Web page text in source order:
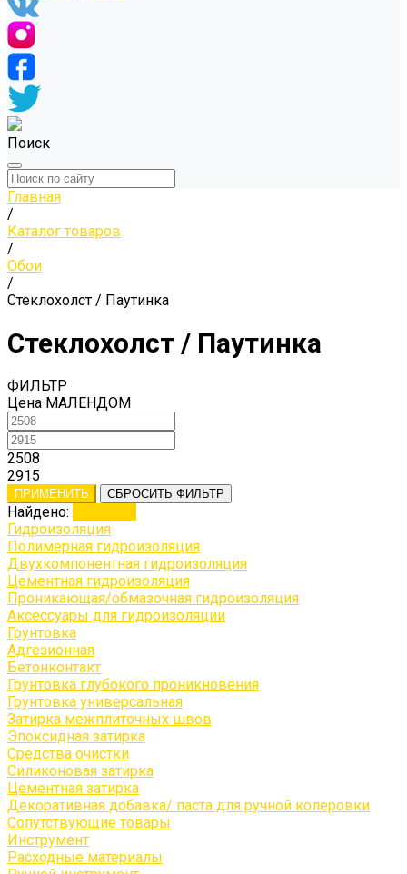
Поиск
Главная
/
Каталог товаров
/
Обои
/
Стеклохолст / Паутинка
Стеклохолст / Паутинка
ФИЛЬТР
Цена МАЛЕНДОМ
2508
2915
ПРИМЕНИТЬ СБРОСИТЬ ФИЛЬТР
Найдено:
Гидроизоляция
Полимерная гидроизоляция
Двухкомпонентная гидроизоляция
Цементная гидроизоляция
Проникающая/обмазочная гидроизоляция
Аксессуары для гидроизоляции
Грунтовка
Адгезионная
Бетонконтакт
Грунтовка глубокого проникновения
Грунтовка универсальная
Затирка межплиточных швов
Эпоксидная затирка
Средства очистки
Силиконовая затирка
Цементная затирка
Декоративная добавка/ паста для ручной колеровки
Сопутствующие товары
Инструмент
Расходные материалы